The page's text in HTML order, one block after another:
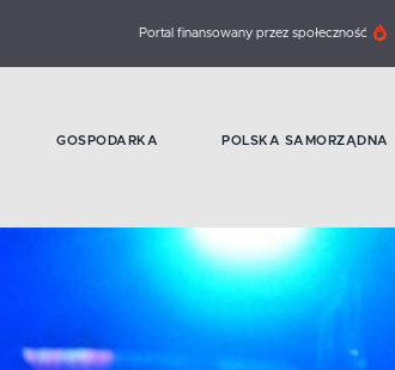
Portal finansowany przez społeczność
GOSPODARKA POLSKA SAMORZĄDNA